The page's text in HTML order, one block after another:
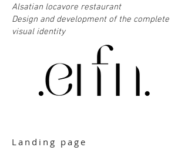
Alsatian locavore restaurant
Design and development of the complete
visual identity
Landing page